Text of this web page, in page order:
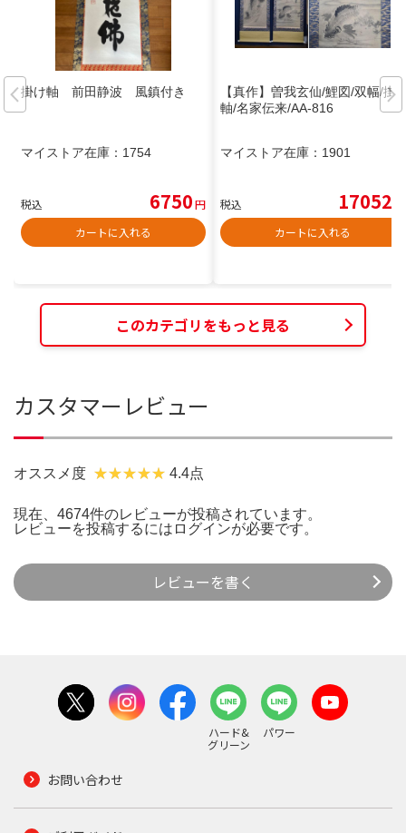
掛け軸 前田静波 風鎮付き
マイストア在庫： 1754
税込 6750円
カートに入れる
【真作】曽我玄仙/鯉図/双幅/掛
軸/名家伝来/AA-816
マイストア在庫： 1901
税込 17052
カートに入れる
このカテゴリをもっと見る
カスタマーレビュー
オススメ度 4.4点
現在、4674件のレビューが投稿されています。
レビューを投稿するには ログインが必要です。
レビューを書く
ハード&
グリーン
パワー
お問い合わせ